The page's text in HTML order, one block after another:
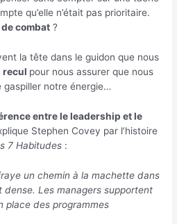
qu’elle n’était pas prioritaire.
combat ?
la tête dans le guidon que nous
recul pour nous assurer que nous
gaspiller notre énergie…
entre le leadership et le
Stephen Covey par l’histoire
7 Habitudes :
un cheminà la machette dans
dense. Les managers supportent
place des programmes